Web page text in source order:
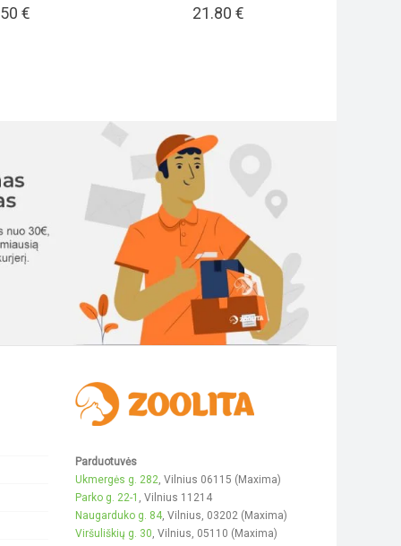
options
chosen
product
€
options
be
chosen
on
21.80 €
Parduotuvės
Ukmergės g. 282 , Vilnius 06115 (Maxima)
Parko g. 22-1
, Vilnius 11214
Naugarduko g. 84, Vilnius, 03202 (Maxima)
Viršuliškių g. 30 , Vilnius, 05110 (Maxima)